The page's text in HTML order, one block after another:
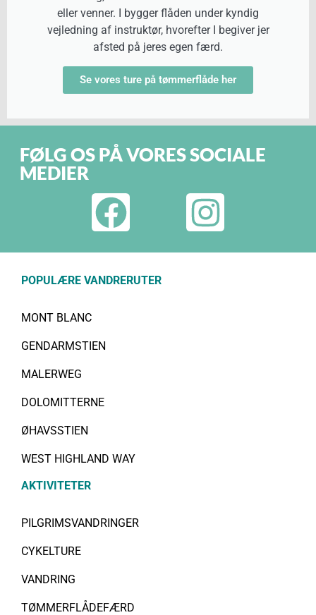
eller venner. I bygger flåden under kyndig
vejledning af instruktør, hvorefter I begiver jer
afsted på jeres egen færd.
Se vores ture på tømmerflåde her
FØLG OS PÅ VORES SOCIALE
MEDIER
POPULÆRE VANDRERUTER
MONT BLANC
GENDARMSTIEN
MALERWEG
DOLOMITTERNE
ØHAVSSTIEN
WEST HIGHLAND WAY
AKTIVITETER
PILGRIMSVANDRINGER
CYKELTURE
VANDRING
TØMMERFLÅDEFÆRD